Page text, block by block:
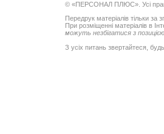
© «ПЕРСОНАЛ ПЛЮС». Усі
Передрук матеріалів тільки за
При розміщенні матеріалів в
можуть незбігатися з позицією
З усіх питань звертайтеся,